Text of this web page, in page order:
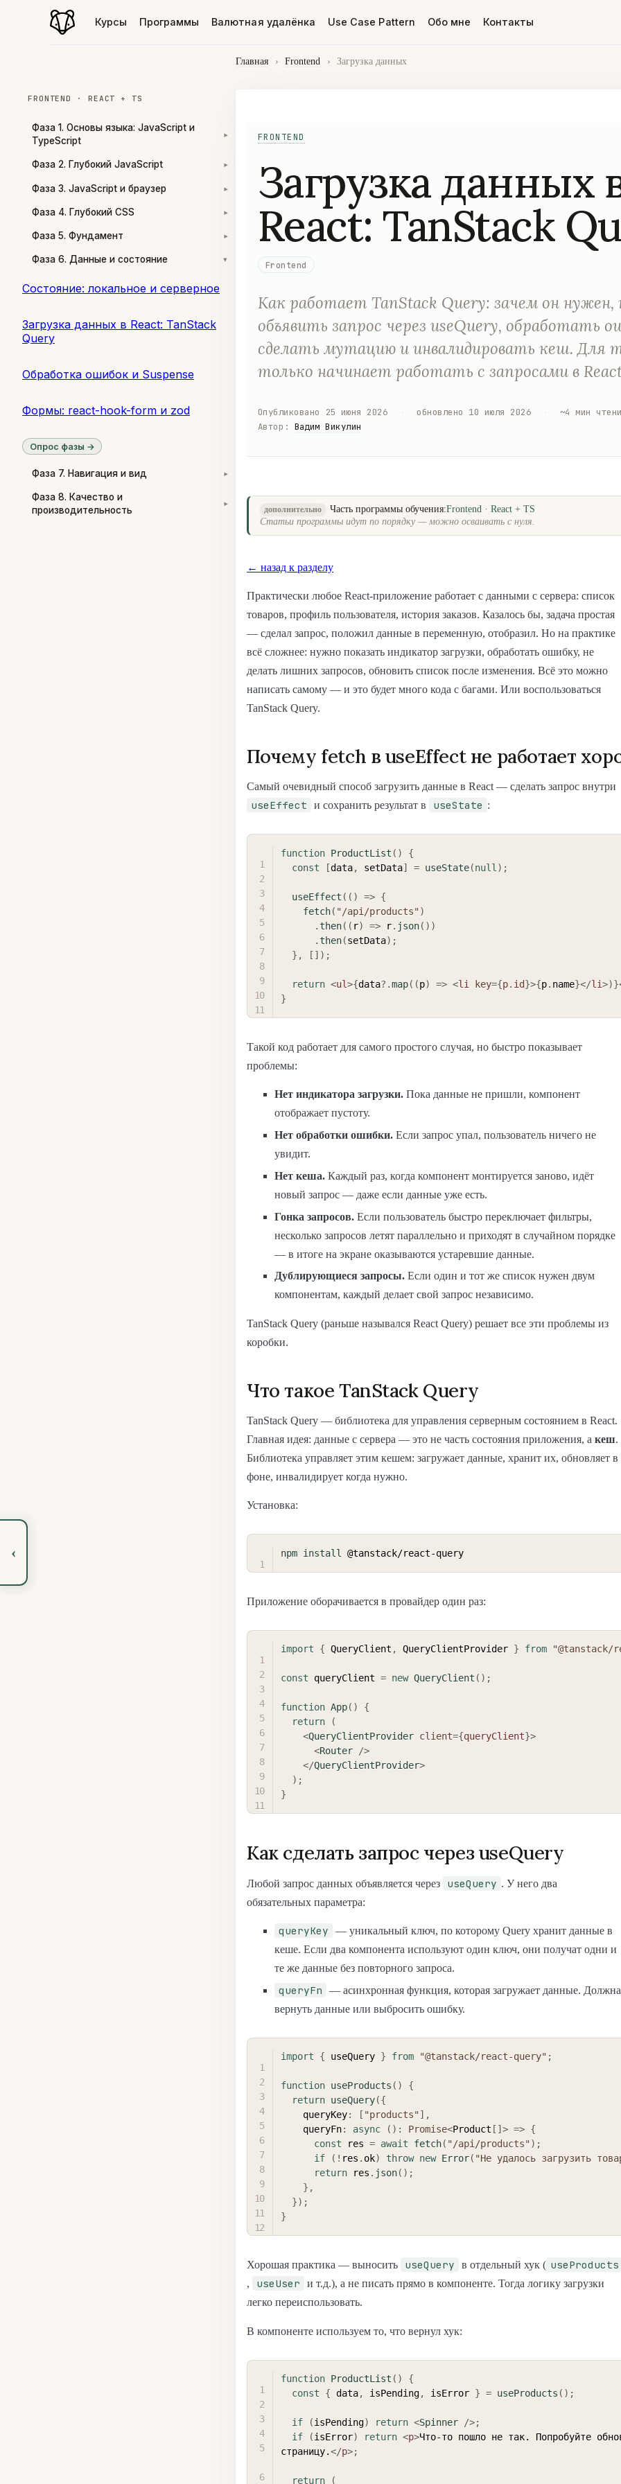
Курсы Программы Валютная удалёнка Use Case Pattern Обо мне Контакты
FRONTEND · REACT + TS
Фаза 1. Основы языка: JavaScript и
TypeScript
▾
Фаза 2. Глубокий JavaScript ▾
Фаза 3. JavaScript и браузер ▾
Фаза 4. Глубокий CSS ▾
Фаза 5. Фундамент ▾
Фаза 6. Данные и состояние ▾
Состояние: локальное и серверное
Загрузка данных в React: TanStack
Query
Обработка ошибок и Suspense
Формы: react-hook-form и zod
Опрос фазы →
Фаза 7. Навигация и вид ▾
Фаза 8. Качество и
производительность
▾
‹
Главная › Frontend › Загрузка данных
FRONTEND
Загрузка данных
React: TanStack
Frontend
Как работает TanStack Query: зачем он нужен,
объявить запрос через useQuery, обработать
сделать мутацию и инвалидировать кеш. Для
только начинает работать с запросами в
Опубликовано 25 июня 2026 обновлено 10 июля 2026 ~4 мин
Автор : Вадим Викулин
дополнительно Часть программы обучения:Frontend · React + TS
Статьи программы идут по порядку — можно осваивать с нуля.
← назад к разделу
Практически любое React-приложение работает с данными с сервера: список
товаров, профиль пользователя, история заказов. Казалось бы, задача простая
— сделал запрос, положил данные в переменную, отобразил. Но на практике
всё сложнее: нужно показать индикатор загрузки, обработать ошибку, не
делать лишних запросов, обновить список после изменения. Всё это можно
написать самому — и это будет много кода с багами. Или воспользоваться
TanStack Query.
Почему fetch в useEffect не работает
Самый очевидный способ загрузить данные в React — сделать запрос внутри
useEffect и сохранить результат в useState :
function ProductList ( )
{
const
[data, setData] = useState(null ) ;
useEffect ( ( ) => {
fetch( "/api/products")
.then( ( r) => r. json( ) )
.then(setData) ;
} , [ ] ) ;
return <ul>{data?.map( (p) => <li key={p. id}>{p. name}</li>)}
}
Такой код работает для самого простого случая, но быстро показывает
проблемы:
Нет индикатора загрузки. Пока данные не пришли, компонент
отображает пустоту.
Нет обработки ошибки. Если запрос упал, пользователь ничего не
увидит.
Нет кеша. Каждый раз, когда компонент монтируется заново, идёт
новый запрос — даже если данные уже есть.
Гонка запросов. Если пользователь быстро переключает фильтры,
несколько запросов летят параллельно и приходят в случайном порядке
— в итоге на экране оказываются устаревшие данные.
Дублирующиеся запросы. Если один и тот же список нужен двум
компонентам, каждый делает свой запрос независимо.
TanStack Query (раньше назывался React Query) решает все эти проблемы из
коробки.
Что такое TanStack Query
TanStack Query — библиотека для управления серверным состоянием в React.
Главная идея: данные с сервера — это не часть состояния приложения, а кеш.
Библиотека управляет этим кешем: загружает данные, хранит их, обновляет в
фоне, инвалидирует когда нужно.
Установка:
npm install
Приложение оборачивается в провайдер один раз:
import { QueryClient , QueryClientProvider } from "@tanstack/
const queryClient = new QueryClient ( ) ;
function App( )
{
return
(
<QueryClientProvider client={queryClient}>
<Router
/>
</QueryClientProvider>
) ;
}
Как сделать запрос через useQuery
Любой запрос данных объявляется через useQuery . У него два
обязательных параметра:
queryKey
— уникальный ключ, по которому Query хранит данные в
кеше. Если два компонента используют один ключ, они получат одни и
те же данные без повторного запроса.
queryFn
— асинхронная функция, которая загружает данные. Должна
вернуть данные или выбросить ошибку.
import { useQuery } from "@tanstack/react-query" ;
function useProducts ( )
{
return useQuery({
    queryKey
: [ "products"] ,
    queryFn
: async ( ) : Promise<Product [ ] > => {
const res = await fetch( "/api/products") ;
if
( ! res . ok) throw new Error( "Не удалось загрузить
return res . json( ) ;
} ,
}) ;
}
Хорошая практика — выносить useQuery в отдельный хук ( useProducts
, useUser
и т.д.), а не писать прямо в компоненте. Тогда логику загрузки
легко переиспользовать.
В компоненте используем то, что вернул хук:
function ProductList ( )
{
const
{ data, isPending, isError } = useProducts ( ) ;
if (isPending) return <Spinner />;
if
(isError) return <p>Что-то пошло не так. Попробуйте
страницу.</p>;
return (